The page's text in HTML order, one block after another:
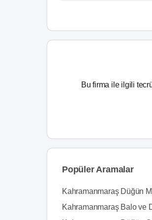
Bu firma ile ilgili
Popüler Aramalar
Kahramanmaraş Düğün
Kahramanmaraş Balo ve